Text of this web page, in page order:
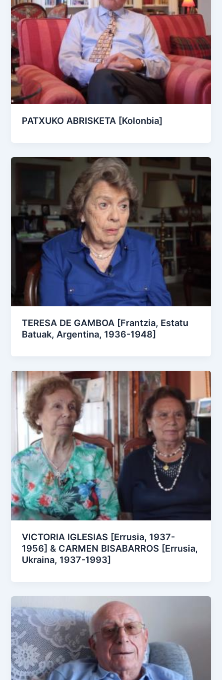
PATXUKO ABRISKETA [Kolonbia]
TERESA DE GAMBOA [Frantzia, Estatu
Batuak, Argentina, 1936-1948]
VICTORIA IGLESIAS [Errusia, 1937-
1956] & CARMEN BISABARROS [Errusia,
Ukraina, 1937-1993]